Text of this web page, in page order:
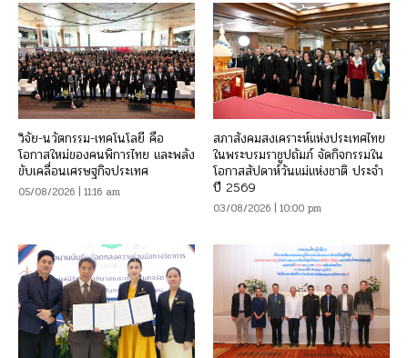
วิจัย-นวัตกรรม-เทคโนโลยี คือ
โอกาสใหม่ของคนพิการไทย และพลัง
ขับเคลื่อนเศรษฐกิจประเทศ
05/08/2026 | 11:16 am
สภาสังคมสงเคราะห์แห่งประเทศไทย
ในพระบรมราชูปถัมภ์ จัดกิจกรรมใน
โอกาสสัปดาห์วันแม่แห่งชาติ ประจำ
ปี 2569
03/08/2026 | 10:00 pm